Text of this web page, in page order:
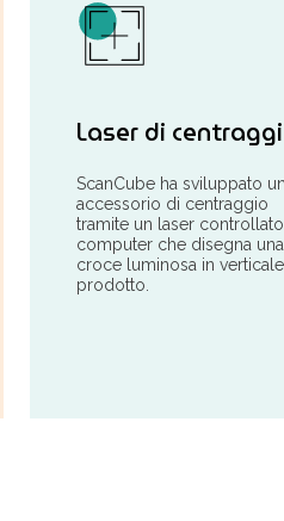
Laser di
ScanCube ha sviluppato
accessorio di centraggio
tramite un laser
computer che disegna una
croce luminosa in
prodotto.